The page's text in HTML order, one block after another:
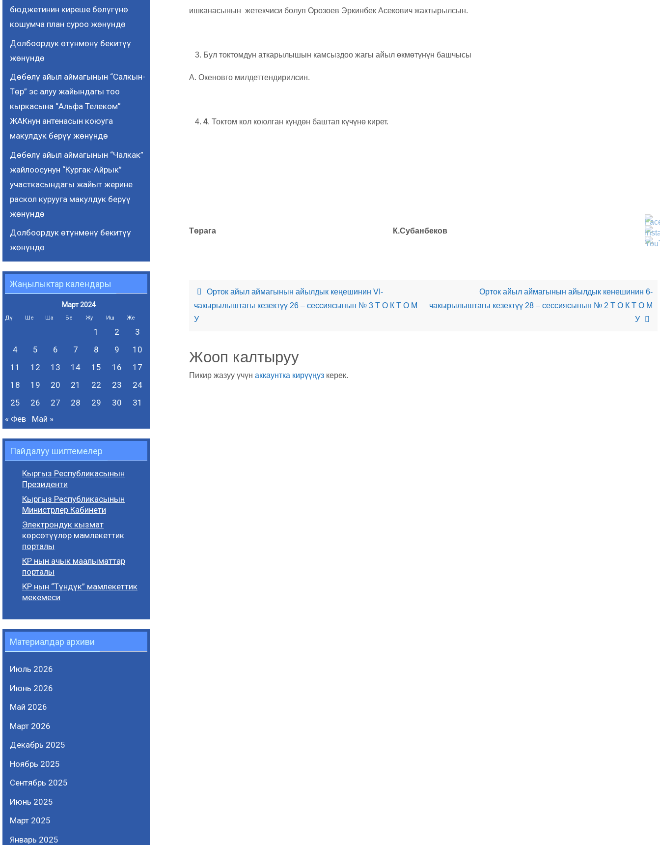
ишканасынын жетекчиси болуп Орозоев Эркинбек Асекович жактырылсын.
Бул токтомдун аткарылышын камсыздоо жагы айыл өкмөтүнүн башчысы
А. Океновго милдеттендирилсин.
4. Токтом кол коюлган күндөн баштап күчүнө кирет.
Төрага К.Субанбеков
Орток айыл аймагынын айылдык кеңешинин VI-
чакырылыштагы кезектүү 26 – сессиясынын № 3 Т О К Т О М
У
Орток айыл аймагынын айылдык кенешинин 6-
чакырылыштагы кезектүү 28 – сессиясынын № 2 Т О К Т О М
У
Жооп калтыруу
Пикир жазуу үчүн аккаунтка кирүүңүз керек.
бюджетинин киреше бөлүгүнө
кошумча план суроо жөнүндө
Долбоордук өтүнмөнү бекитүү
жөнүндө
Дөбөлү айыл аймагынын “Салкын-
Төр” эс алуу жайындагы тоо
кыркасына “Альфа Телеком”
ЖАКнун антенасын коюуга
макулдук берүү жөнүндө
Дөбөлү айыл аймагынын “Чалкак”
жайлоосунун “Кургак-Айрык”
участкасындагы жайыт жерине
раскол курууга макулдук берүү
жөнүндө
Долбоордук өтүнмөнү бекитүү
жөнүндө
Жаңылыктар календары
Март 2024
Дү Ше Ша Бе Жу Иш Же
1 2
3
4
5 6 7 8 9
10
11
12 13 14 15 16
17
18
19 20 21 22 23
24
25
26 27 28 29 30
31
« Фев
Май »
Пайдалуу шилтемелер
Кыргыз Республикасынын
Президенти
Кыргыз Республикасынын
Министрлер Кабинети
Электрондук кызмат
көрсөтүүлөр мамлекеттик
порталы
КР нын ачык маалыматтар
порталы
КР нын “Түндүк” мамлекеттик
мекемеси
Материалдар архиви
Июль 2026
Июнь 2026
Май 2026
Март 2026
Декабрь 2025
Ноябрь 2025
Сентябрь 2025
Июнь 2025
Март 2025
Январь 2025